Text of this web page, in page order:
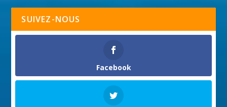
SUIVEZ-NOUS
Facebook